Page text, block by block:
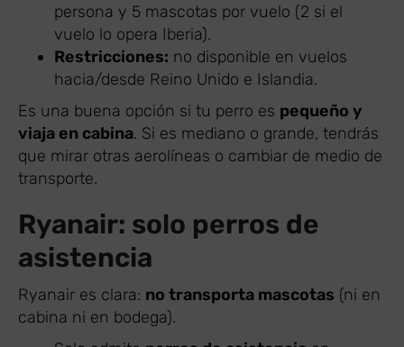
persona y 5 mascotas por vuelo (2 si el
vuelo lo opera Iberia).
Restricciones: no disponible en vuelos
hacia/desde Reino Unido e Islandia.
Es una buena opción si tu perro es pequeño y
viaja en cabina. Si es mediano o grande, tendrás
que mirar otras aerolíneas o cambiar de medio de
transporte.
Ryanair: solo perros de
asistencia
Ryanair es clara: no transporta mascotas (ni en
cabina ni en bodega).